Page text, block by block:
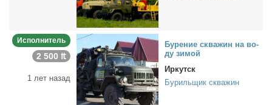
Исполнитель
2 500 ₶
1 лет назад
Бу­ре­ние сква­жин на во­
ду зи­мой
Иркутск
Бурильщик скважин